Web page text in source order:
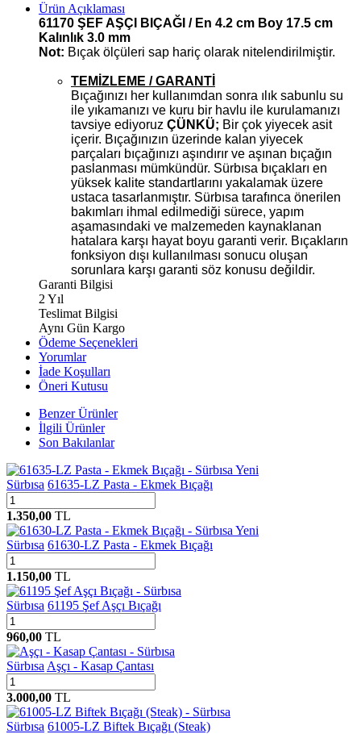
Ürün Açıklaması
61170 ŞEF AŞÇI BIÇAĞI / En 4.2 cm Boy 17.5 cm
Kalınlık 3.0 mm
Not: Bıçak ölçüleri sap hariç olarak nitelendirilmiştir.
TEMİZLEME / GARANTİ
Bıçağınızı her kullanımdan sonra ılık sabunlu su
ile yıkamanızı ve kuru bir havlu ile kurulamanızı
tavsiye ediyoruz ÇÜNKÜ; Bir çok yiyecek asit
içerir. Bıçağınızın üzerinde kalan yiyecek
parçaları bıçağınızı aşındırır ve aşınan bıçağın
paslanması mümkündür. Sürbısa bıçakları en
yüksek kalite standartlarını yakalamak üzere
ustaca tasarlanmıştır. Sürbısa tarafınca önerilen
bakımları ihmal edilmediği sürece, yapım
aşamasındaki ve malzemeden kaynaklanan
hatalara karşı hayat boyu garanti verir. Bıçakların
fonksiyon dışı kullanılması sonucu oluşan
sorunlara karşı garanti söz konusu değildir.
Garanti Bilgisi
2 Yıl
Teslimat Bilgisi
Aynı Gün Kargo
Ödeme Seçenekleri
Yorumlar
İade Koşulları
Öneri Kutusu
Benzer Ürünler
İlgili Ürünler
Son Bakılanlar
Yeni
Sürbısa 61635-LZ Pasta - Ekmek Bıçağı
1.350,00 TL
Yeni
Sürbısa 61630-LZ Pasta - Ekmek Bıçağı
1.150,00 TL
Sürbısa 61195 Şef Aşçı Bıçağı
960,00 TL
Sürbısa Aşçı - Kasap Çantası
3.000,00 TL
Sürbısa 61005-LZ Biftek Bıçağı (Steak)